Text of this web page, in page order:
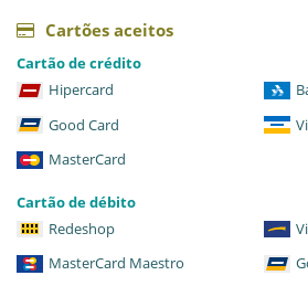
Cartões aceitos
Cartão de crédito
Hipercard
Good Card
MasterCard
Cartão de débito
Redeshop
MasterCard Maestro